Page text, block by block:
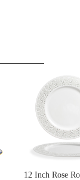
12 Inch Rose